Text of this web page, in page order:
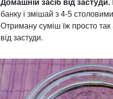
Домашній засіб від застуди.
банку і змішай з 4-5
Отриману суміш їж просто так
від застуди.